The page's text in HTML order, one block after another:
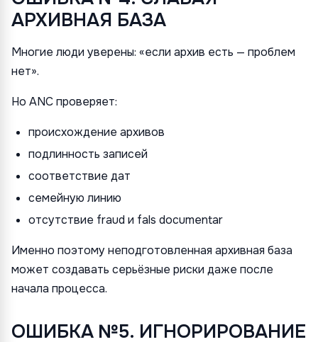
АРХИВНАЯ БАЗА
Многие люди уверены: «если архив есть — проблем
нет».
Но ANC проверяет:
происхождение архивов
подлинность записей
соответствие дат
семейную линию
отсутствие fraud и fals documentar
Именно поэтому неподготовленная архивная база
может создавать серьёзные риски даже после
начала процесса.
ОШИБКА №5. ИГНОРИРОВАНИЕ